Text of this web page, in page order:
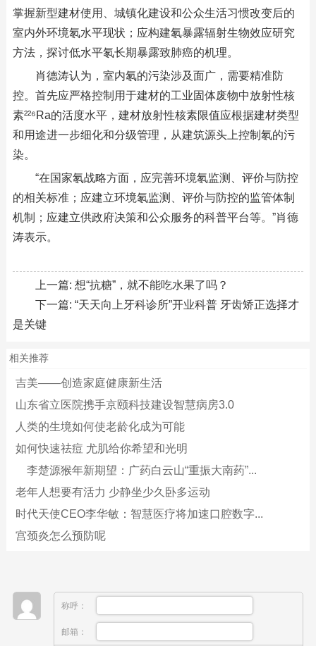
掌握新型建材使用、城镇化建设和公众生活习惯改变后的
室内外环境氡水平现状；应构建氡暴露辐射生物效应研究
方法，探讨低水平氡长期暴露致肺癌的机理。
肖德涛认为，室内氡的污染涉及面广，需要精准防
控。首先应严格控制用于建材的工业固体废物中放射性核
素²²⁶Ra的活度水平，建材放射性核素限值应根据建材类型
和用途进一步细化和分级管理，从建筑源头上控制氡的污
染。
“在国家氡战略方面，应完善环境氡监测、评价与防控
的相关标准；应建立环境氡监测、评价与防控的监管体制
机制；应建立供政府决策和公众服务的科普平台等。”肖德
涛表示。
上一篇: 想“抗糖”，就不能吃水果了吗？
下一篇: “天天向上牙科诊所”开业科普 牙齿矫正选择才
是关键
相关推荐
吉美——创造家庭健康新生活
山东省立医院携手京颐科技建设智慧病房3.0
人类的生境如何使老龄化成为可能
如何快速祛痘 尤肌给你希望和光明
李楚源猴年新期望：广药白云山“重振大南药”...
老年人想要有活力 少静坐少久卧多运动
时代天使CEO李华敏：智慧医疗将加速口腔数字...
宫颈炎怎么预防呢
称呼：
邮箱：